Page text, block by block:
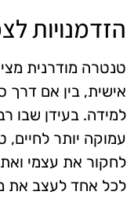
הזדמנויות
טנטרה מודרנית
אישית, בין אם דרך
למידה. בעידן שבו
עמוקה יותר
לחקור את עצמי
לכל אחד לעצב את